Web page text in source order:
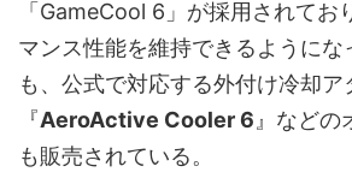
「GameCool 6」が採用されてお
マンス性能を維持できるようにな
も、公式で対応する外付け冷却ア
『AeroActive Cooler 6 』などの
も販売されている。